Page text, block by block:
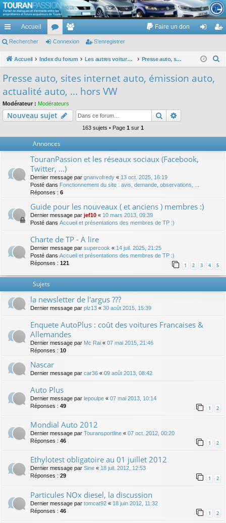
TouranPassion
Le forum des propriétaires ou futurs acquéreurs du Volkswagen Touran
cc
ès
de
Accueil
or
u
e
m
Faire un don
ne nr
Rechercher Connexion S’enregistrer
Accueil Index du forum Les autres voitures et ce qui touche à la voiture Presse auto, sites internet auto, émission auto, actualité auto, ... hors VW
h
Presse auto, sites internet auto, émission auto,
actualité auto, ... hors VW
Modérateur : Modérateurs
Nouveau sujet Rechercher
163 sujets • Page 1 sur 1
Annonces
TouranPassion et les réseaux sociaux (Facebook,
Twitter, ...)
Dernier message par gnanvofredy « 13 oct. 2025, 16:19
Posté dans Fonctionnement du site : avis, demande, observations, ...
Réponses : 6
Guide pour les nouveaux ( et anciens ) membres :)
Dernier message par jef10 « 10 mars 2013, 09:39
Posté dans Accueil et présentations des membres de TP :)
Charte de TP - A lire
Dernier message par supercook « 14 juil. 2025, 21:25
Posté dans Accueil et présentations des membres de TP :)
Réponses : 121 1 2 3 4 5
Sujets
la newsletter de l'argus ???
Dernier message par plz13 « 30 août 2015, 15:39
Enquete AutoPlus : coût des voitures Francaises &
Allemandes
Dernier message par Mc Rai « 07 mai 2015, 21:46
Réponses : 10
Nascar
Dernier message par car36 « 09 août 2013, 08:42
Auto Plus
Dernier message par lepoulpe « 07 mai 2013, 10:14
Réponses : 49 1 2
Mondial Auto 2012
Dernier message par Touransportline « 07 oct. 2012, 00:20
Réponses : 46 1 2
Ethylotest obligatoire au 01 juillet 2012
Dernier message par Sine « 18 juil. 2012, 12:53
Réponses : 29 1 2
Particules NOx diesel, la discussion
Dernier message par tomcat92 « 18 juin 2012, 11:32
Réponses : 46 1 2